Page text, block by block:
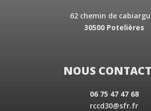
62 chemin de
30500 Potelières
NOUS
06 75 47 47 68
rccd30@sfr.fr